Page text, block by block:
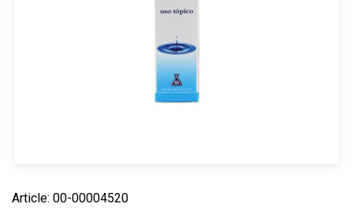
Article: 00-00004520